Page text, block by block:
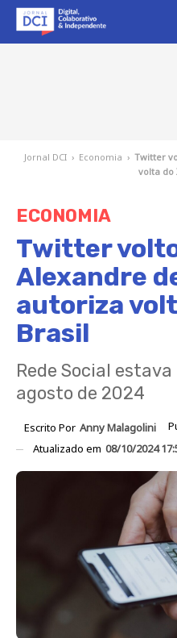
Jornal DCI › Economia › Twitter
volta do
ECONOMIA
Twitter
Alexandre
autoriza
Brasil
Rede Social
agosto de 2024
Escrito Por Anny Malagolini
Atualizado em 08/10/2024